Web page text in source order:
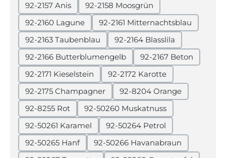
92-2157 Anis
92-2158 Moosgrün
92-2160 Lagune
92-2161 Mitternachtsblau
92-2163 Taubenblau
92-2164 Blasslila
92-2166 Butterblumengelb
92-2167 Beton
92-2171 Kieselstein
92-2172 Karotte
92-2175 Champagner
92-8204 Orange
92-8255 Rot
92-50260 Muskatnuss
92-50261 Karamel
92-50264 Petrol
92-50265 Hanf
92-50266 Havanabraun